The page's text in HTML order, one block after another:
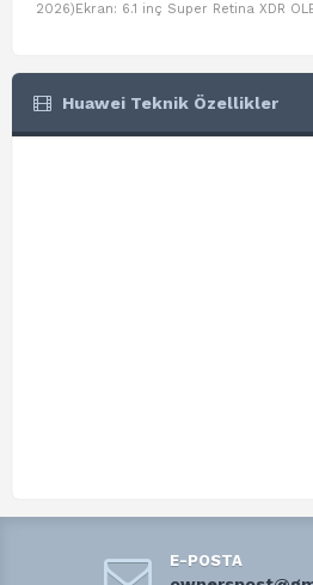
2026)Ekran: 6.1 inç Super Retina XDR
Huawei Teknik Özellikler
E-POSTA